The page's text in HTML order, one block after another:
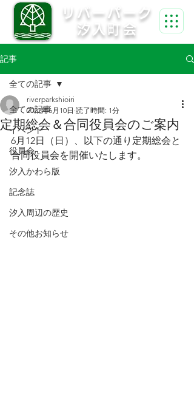
リバーパーク
汐入町会
記事
全ての記事
イベント
役員会
汐入かわら版
記念誌
汐入周辺の歴史
その他お知らせ
全ての記事
定期総会＆合同役員会のご案内
riverparkshioiri
2022年6月10日 読了時間: 1分
6月12日（日）、以下の通り定期総会と
合同役員会を開催いたします。